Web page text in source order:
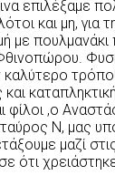
επιλέξαμε
και μη, για
με πουλμανάκι
καλύτερο
φίλοι ,ο
Ν, μας
μαζί
ότι